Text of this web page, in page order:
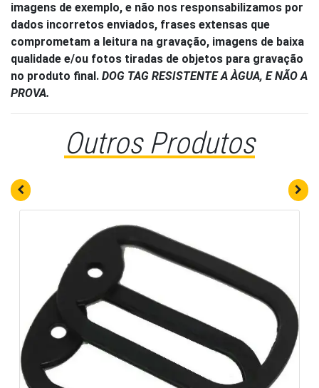
imagens de exemplo, e não nos responsabilizamos por
dados incorretos enviados, frases extensas que
comprometam a leitura na gravação, imagens de baixa
qualidade e/ou fotos tiradas de objetos para gravação
no produto final. DOG TAG RESISTENTE A ÀGUA, E NÃO A
PROVA.
Outros Produtos